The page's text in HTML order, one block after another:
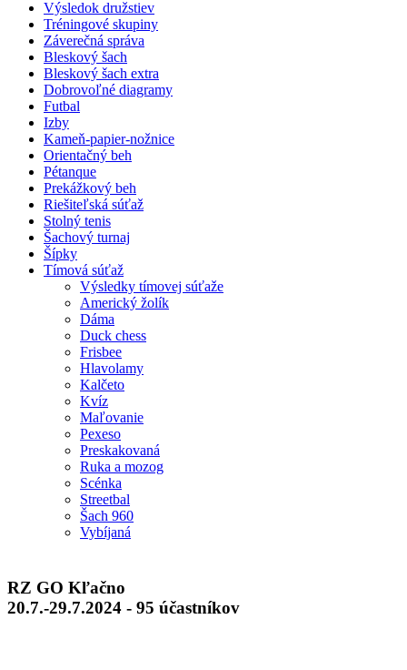
Výsledok družstiev
Tréningové skupiny
Záverečná správa
Bleskový šach
Bleskový šach extra
Dobrovoľné diagramy
Futbal
Izby
Kameň-papier-nožnice
Orientačný beh
Pétanque
Prekážkový beh
Riešiteľská súťaž
Stolný tenis
Šachový turnaj
Šípky
Tímová súťaž
Výsledky tímovej súťaže
Americký žolík
Dáma
Duck chess
Frisbee
Hlavolamy
Kalčeto
Kvíz
Maľovanie
Pexeso
Preskakovaná
Ruka a mozog
Scénka
Streetbal
Šach 960
Vybíjaná
RZ GO Kľačno
20.7.-29.7.2024 - 95 účastníkov